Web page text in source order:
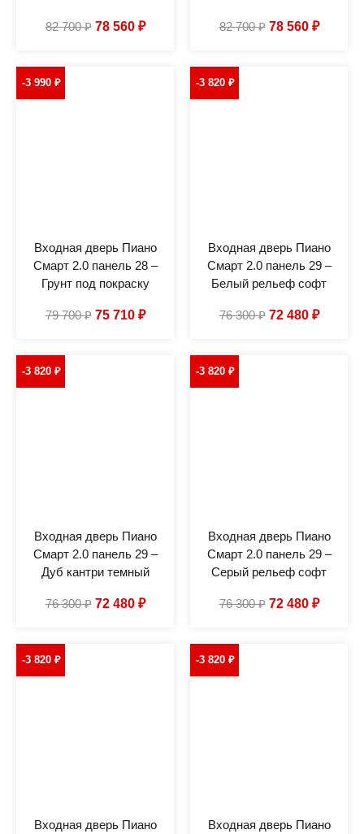
82 700₽ 78 560 ₽ 82 700₽ 78 560 ₽
-3 990 ₽
Входная дверь Пиано
Смарт 2.0 панель 28 –
Грунт под покраску
79 700₽ 75 710 ₽
-3 820 ₽
Входная дверь Пиано
Смарт 2.0 панель 29 –
Белый рельеф софт
76 300₽ 72 480 ₽
-3 820 ₽
Входная дверь Пиано
Смарт 2.0 панель 29 –
Дуб кантри темный
76 300₽ 72 480 ₽
-3 820 ₽
Входная дверь Пиано
Смарт 2.0 панель 29 –
Серый рельеф софт
76 300₽ 72 480 ₽
-3 820 ₽
Входная дверь Пиано
-3 820 ₽
Входная дверь Пиано